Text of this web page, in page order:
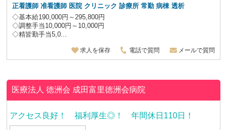
正看護師 准看護師 医院 クリニック 診療所 常勤 病棟 透析
◇基本給190,000円～295,800円
◇調整手当10,000円～10,000円
◇精皆勤手当5,0...
求人を保存 電話で質問 メールで質問
医療法人 徳洲会 成田富里徳洲会病院
アクセス良好！ 福利厚生◎！ 年間休日110日！